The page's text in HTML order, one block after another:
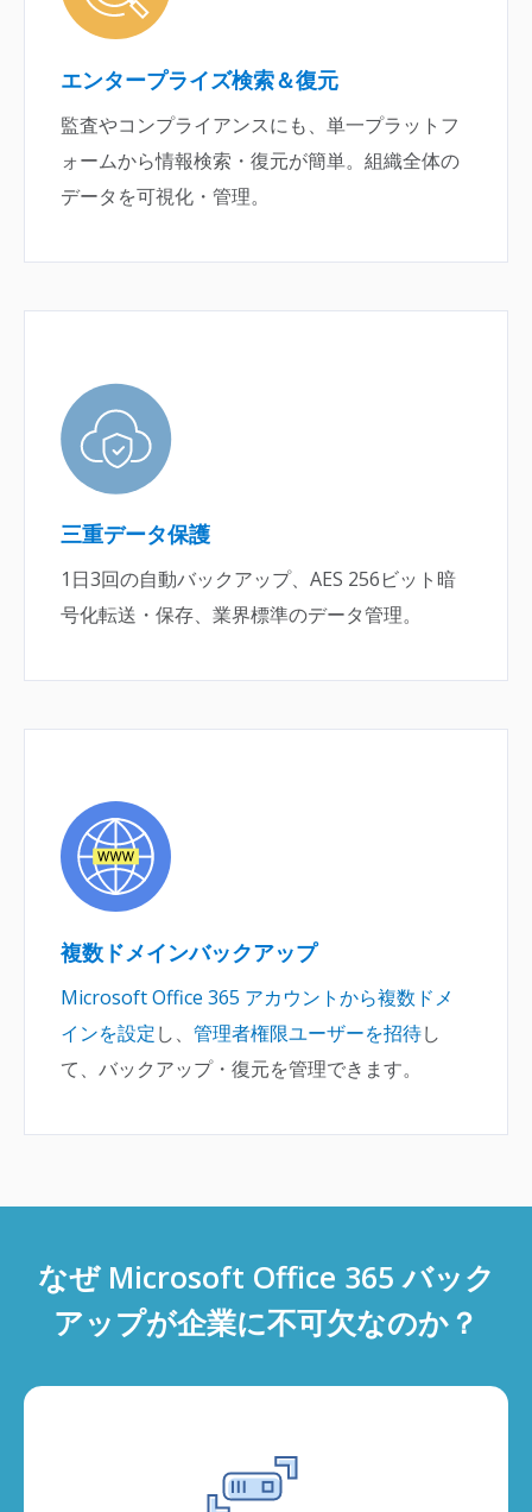
エンタープライズ検索＆復元
監査やコンプライアンスにも、単一プラットフ
ォームから情報検索・復元が簡単。組織全体の
データを可視化・管理。
三重データ保護
1日3回の自動バックアップ、AES 256ビット暗
号化転送・保存、業界標準のデータ管理。
複数ドメインバックアップ
Microsoft Office 365 アカウントから複数ドメ
インを設定し、 管理者権限ユーザーを招待し
て、バックアップ・復元を管理できます。
なぜ Microsoft Office 365 バック
アップが企業に不可欠なのか？